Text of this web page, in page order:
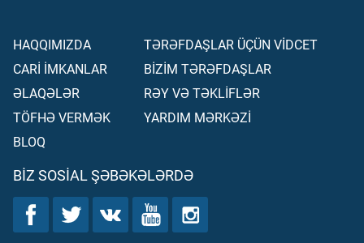
HAQQIMIZDA
CARİ İMKANLAR
ƏLAQƏLƏR
TÖFHƏ VERMƏK
BLOQ
TƏRƏFDAŞLAR ÜÇÜN VİDCET
BİZİM TƏRƏFDAŞLAR
RƏY VƏ TƏKLİFLƏR
YARDIM MƏRKƏZİ
BIZ SOSIAL ŞƏBƏKƏLƏRDƏ